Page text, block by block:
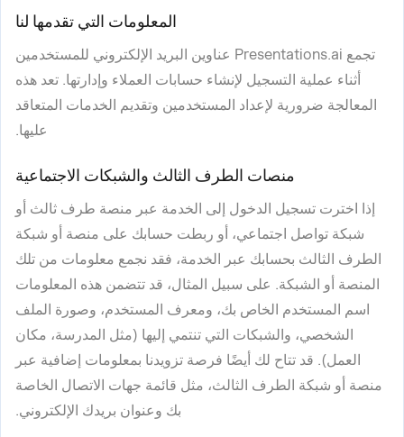
المعلومات التي تقدمها لنا
تجمع Presentations.ai عناوين البريد الإلكتروني للمستخدمين
أثناء عملية التسجيل لإنشاء حسابات العملاء وإدارتها. تعد هذه
المعالجة ضرورية لإعداد المستخدمين وتقديم الخدمات المتعاقد
عليها.
منصات الطرف الثالث والشبكات الاجتماعية
إذا اخترت تسجيل الدخول إلى الخدمة عبر منصة طرف ثالث أو
شبكة تواصل اجتماعي، أو ربطت حسابك على منصة أو شبكة
الطرف الثالث بحسابك عبر الخدمة، فقد نجمع معلومات من تلك
المنصة أو الشبكة. على سبيل المثال، قد تتضمن هذه المعلومات
اسم المستخدم الخاص بك، ومعرف المستخدم، وصورة الملف
الشخصي، والشبكات التي تنتمي إليها (مثل المدرسة، مكان
العمل). قد تتاح لك أيضًا فرصة تزويدنا بمعلومات إضافية عبر
منصة أو شبكة الطرف الثالث، مثل قائمة جهات الاتصال الخاصة
بك وعنوان بريدك الإلكتروني.